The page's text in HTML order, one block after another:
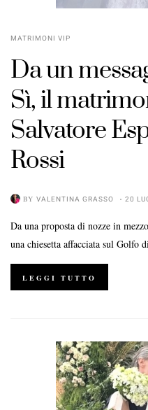
MATRIMONI VIP
Da un
Sì, il
Salvatore
Rossi
BY VALENTINA GRASSO 20
Da una proposta di nozze in
una chiesetta affacciata sul Golfo
LEGGI TUTTO